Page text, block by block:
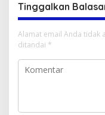
Tinggalkan
Alamat email Anda tidak
ditandai *